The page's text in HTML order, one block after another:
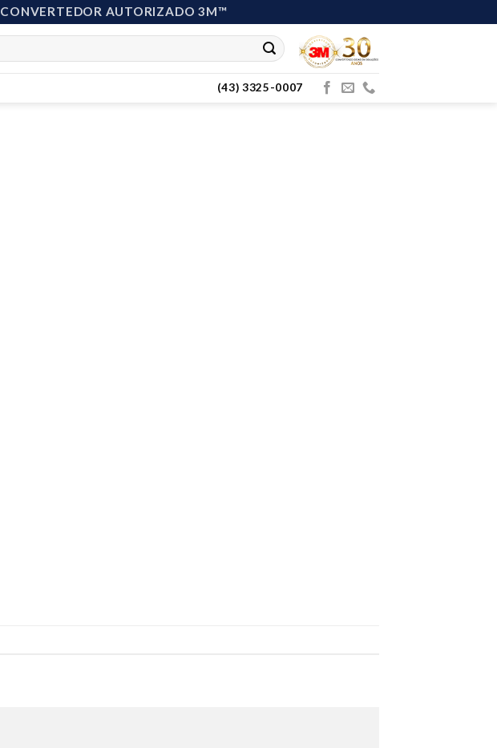
AUTORIZADO 3M™
(43) 3325-0007